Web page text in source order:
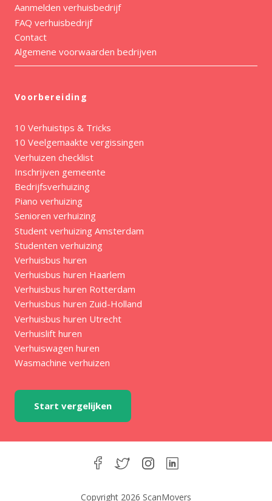
Aanmelden verhuisbedrijf
FAQ verhuisbedrijf
Contact
Algemene voorwaarden bedrijven
Voorbereiding
10 Verhuistips & Tricks
10 Veelgemaakte vergissingen
Verhuizen checklist
Inschrijven gemeente
Bedrijfsverhuizing
Piano verhuizing
Senioren verhuizing
Student verhuizing Amsterdam
Studenten verhuizing
Verhuisbus huren
Verhuisbus huren Haarlem
Verhuisbus huren Rotterdam
Verhuisbus huren Zuid-Holland
Verhuisbus huren Utrecht
Verhuislift huren
Verhuiswagen huren
Wasmachine verhuizen
Start vergelijken
Copyright 2026 ScanMovers